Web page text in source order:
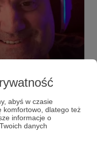
abyś w czasie
komfortowo, dlatego też
informacje o
danych
szczegółowo
w branży gier, a także
Chcę
a także więcej
tutaj niezbędne i